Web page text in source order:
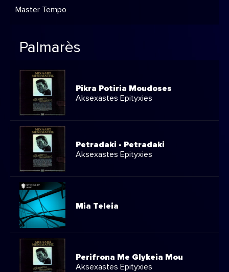
Master Tempo
Palmarès
Pikra Potiria Moudoses
Aksexastes Epityxies
Petradaki - Petradaki
Aksexastes Epityxies
Mia Teleia
Perifrona Me Glykeia Mou
Aksexastes Epityxies